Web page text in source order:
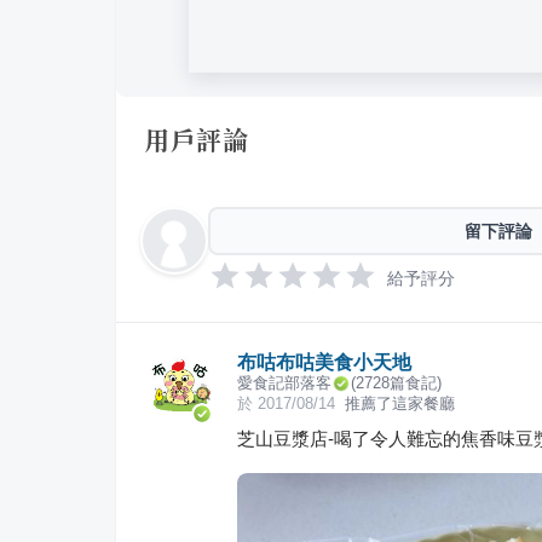
用戶評論
留下評論
給予評分
布咕布咕美食小天地
愛食記部落客 (2728篇食記)
於 2017/08/14 推薦了這家餐廳
芝山豆漿店-喝了令人難忘的焦香味豆